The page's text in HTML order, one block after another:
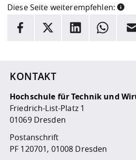
Diese Seite weiterempfehlen:
INFORMATION
Facebook
X LinkedInWhatsapp
E-
KONTAKT
Hochschule für Technik und
Friedrich-List-Platz 1
01069 Dresden
Postanschrift
PF 120701, 01008 Dresden